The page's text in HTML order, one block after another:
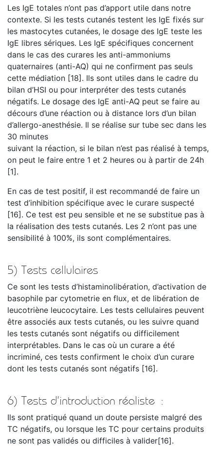
Les IgE totales n’ont pas d’apport utile dans notre
contexte. Si les tests cutanés testent les IgE fixés sur
les mastocytes cutanées, le dosage des IgE teste les
IgE libres sériques. Les IgE spécifiques concernent
dans le cas des curares les anti-ammoniums
quaternaires (anti-AQ) qui ne confirment pas seuls
cette médiation [18]. Ils sont utiles dans le cadre du
bilan d’HSI ou pour interpréter des tests cutanés
négatifs. Le dosage des IgE anti-AQ peut se faire au
décours d’une réaction ou à distance lors d’un bilan
d’allergo-anesthésie. Il se réalise sur tube sec dans les
30 minutes
suivant la réaction, si le bilan n’est pas réalisé à temps,
on peut le faire entre 1 et 2 heures ou à partir de 24h
[1].
En cas de test positif, il est recommandé de faire un
test d’inhibition spécifique avec le curare suspecté
[16]. Ce test est peu sensible et ne se substitue pas à
la réalisation des tests cutanés. Les 2 n’ont pas une
sensibilité à 100%, ils sont complémentaires.
5) Tests cellulaires
Ce sont les tests d’histaminolibération, d’activation de
basophile par cytometrie en flux, et de libération de
leucotriène leucocytaire. Les tests cellulaires peuvent
être associés aux tests cutanés, ou les suivre quand
les tests cutanés sont négatifs ou difficilement
interprétables. Dans le cas où un curare a été
incriminé, ces tests confirment le choix d’un curare
dont les tests cutanés sont négatifs [16].
6) Tests d’introduction réaliste :
Ils sont pratiqué quand un doute persiste malgré des
TC négatifs, ou lorsque les TC pour certains produits
ne sont pas validés ou difficiles à valider[16].